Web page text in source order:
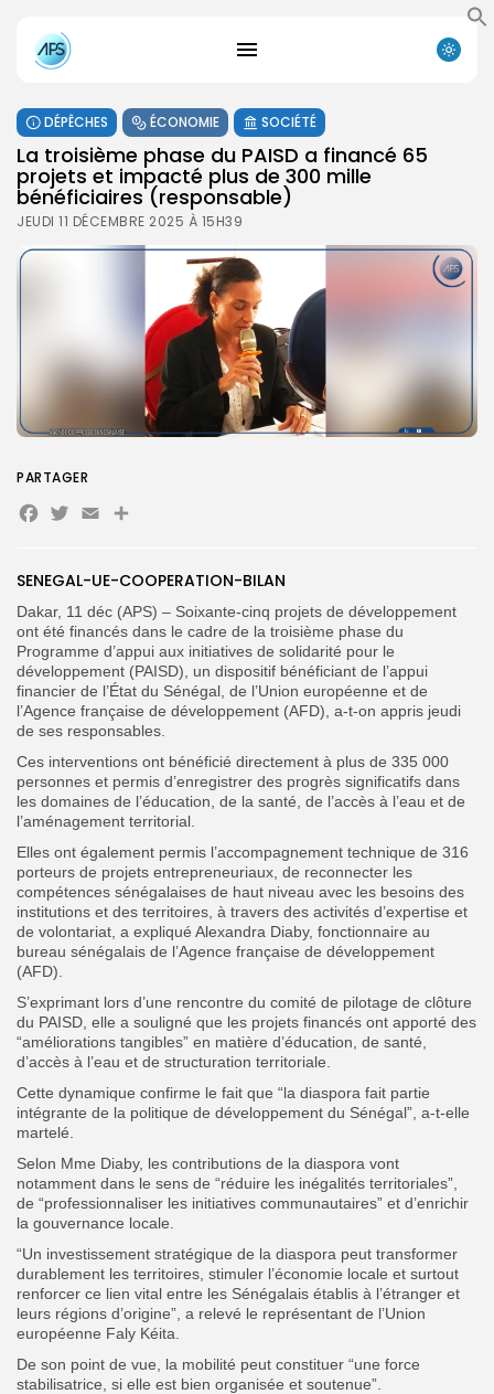
Search
for:
FR
DÉPÊCHES ÉCONOMIE SOCIÉTÉ
La troisième phase du PAISD a financé 65
projets et impacté plus de 300 mille
bénéficiaires (responsable)
JEUDI 11 DÉCEMBRE 2025 À 15H39
SENEGAL-UE-COOPERATION-BILAN
Dakar, 11 déc (APS) – Soixante-cinq projets de développement
ont été financés dans le cadre de la troisième phase du
Programme d’appui aux initiatives de solidarité pour le
développement (PAISD), un dispositif bénéficiant de l’appui
financier de l’État du Sénégal, de l’Union européenne et de
l’Agence française de développement (AFD), a-t-on appris jeudi
de ses responsables.
Ces interventions ont bénéficié directement à plus de 335 000
personnes et permis d’enregistrer des progrès significatifs dans
les domaines de l’éducation, de la santé, de l’accès à l’eau et de
l’aménagement territorial.
Elles ont également permis l’accompagnement technique de 316
porteurs de projets entrepreneuriaux, de reconnecter les
compétences sénégalaises de haut niveau avec les besoins des
institutions et des territoires, à travers des activités d’expertise et
de volontariat, a expliqué Alexandra Diaby, fonctionnaire au
bureau sénégalais de l’Agence française de développement
(AFD).
S’exprimant lors d’une rencontre du comité de pilotage de clôture
du PAISD, elle a souligné que les projets financés ont apporté des
“améliorations tangibles” en matière d’éducation, de santé,
d’accès à l’eau et de structuration territoriale.
Cette dynamique confirme le fait que “la diaspora fait partie
intégrante de la politique de développement du Sénégal”, a-t-elle
martelé.
Selon Mme Diaby, les contributions de la diaspora vont
notamment dans le sens de “réduire les inégalités territoriales”,
de “professionnaliser les initiatives communautaires” et d’enrichir
la gouvernance locale.
“Un investissement stratégique de la diaspora peut transformer
durablement les territoires, stimuler l’économie locale et surtout
renforcer ce lien vital entre les Sénégalais établis à l’étranger et
leurs régions d’origine”, a relevé le représentant de l’Union
européenne Faly Kéita.
De son point de vue, la mobilité peut constituer “une force
stabilisatrice, si elle est bien organisée et soutenue”.
PARTAGER
Facebook
Twitter
EmailPartager